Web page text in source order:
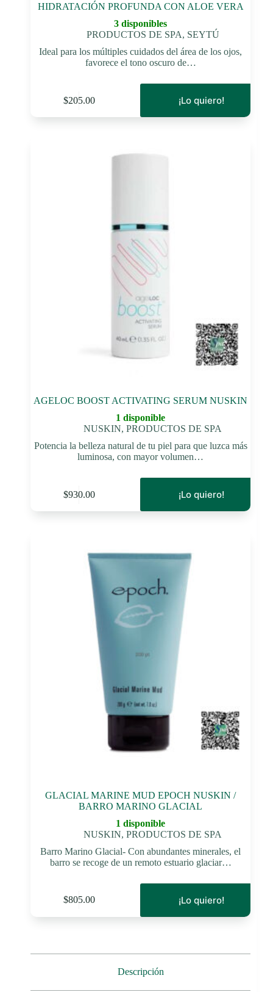
HIDRATACIÓN PROFUNDA CON ALOE VERA
3 disponibles
PRODUCTOS DE SPA, SEYTÚ
Ideal para los múltiples cuidados del área de los ojos,
favorece el tono oscuro de…
$205.00 ¡Lo quiero!
AGELOC BOOST ACTIVATING SERUM NUSKIN
1 disponible
NUSKIN,PRODUCTOS DE SPA
Potencia la belleza natural de tu piel para que luzca más
luminosa, con mayor volumen…
$930.00 ¡Lo quiero!
GLACIAL MARINE MUD EPOCH NUSKIN /
BARRO MARINO GLACIAL
1 disponible
NUSKIN,PRODUCTOS DE SPA
Barro Marino Glacial- Con abundantes minerales, el
barro se recoge de un remoto estuario glaciar…
$805.00 ¡Lo quiero!
Descripción